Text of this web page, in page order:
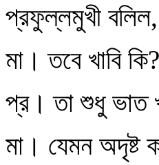
প্রফুল্লমুখী
মা। তবে খাবি
প্র। তা শুধু ভাত
মা। যেমন অদৃষ্ট